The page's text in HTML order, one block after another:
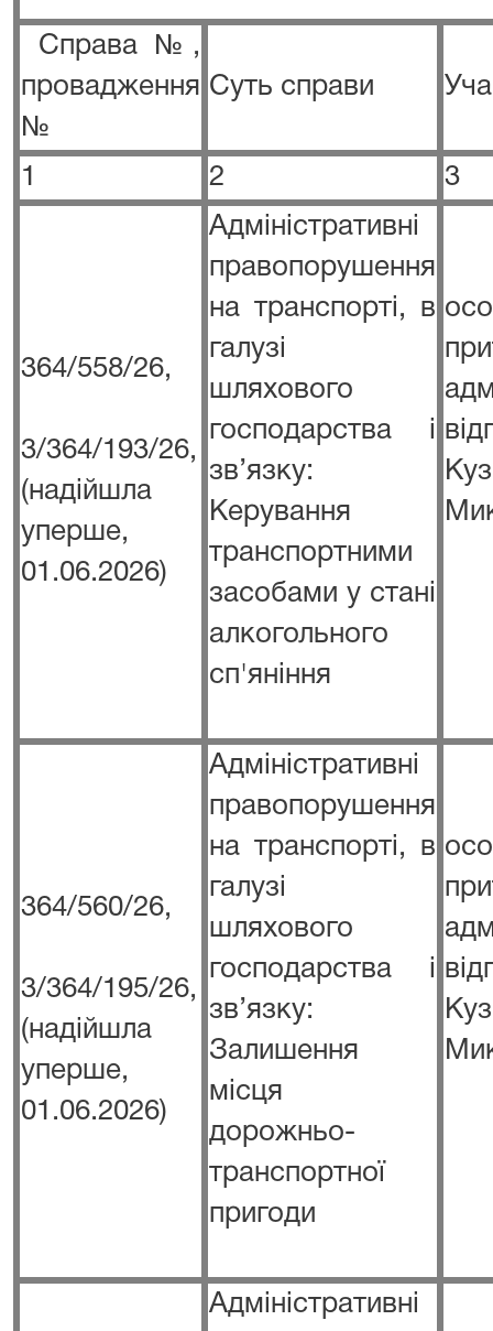
Справа №,
провадження
№
Суть справи
1 2 3
364/558/26,
3/364/193/26,
(надійшла
уперше,
01.06.2026)
Адміністративні
правопорушення
на транспорті, в
галузі
шляхового
господарства і
зв’язку:
Керування
транспортними
засобами у стані
алкогольного
сп'яніння
364/560/26,
3/364/195/26,
(надійшла
уперше,
01.06.2026)
Адміністративні
правопорушення
на транспорті, в
галузі
шляхового
господарства і
зв’язку:
Залишення
місця
дорожньо-
транспортної
пригоди
Адміністративні